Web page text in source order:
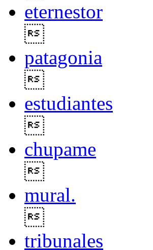
eternestor
patagonia
estudiantes
chupame
mural.
tribunales